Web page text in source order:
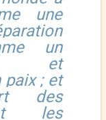
une
un
et
paix ; et
des
les